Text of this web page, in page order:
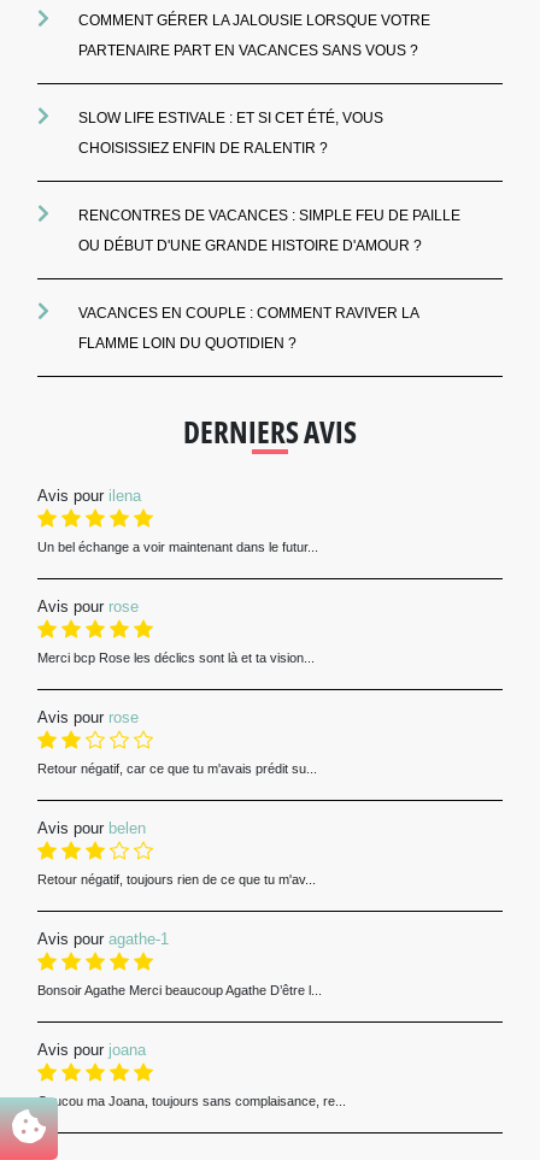
COMMENT GÉRER LA JALOUSIE LORSQUE VOTRE
PARTENAIRE PART EN VACANCES SANS VOUS ?
SLOW LIFE ESTIVALE : ET SI CET ÉTÉ, VOUS
CHOISISSIEZ ENFIN DE RALENTIR ?
RENCONTRES DE VACANCES : SIMPLE FEU DE PAILLE
OU DÉBUT D'UNE GRANDE HISTOIRE D'AMOUR ?
VACANCES EN COUPLE : COMMENT RAVIVER LA
FLAMME LOIN DU QUOTIDIEN ?
DERNIERS AVIS
Avis pour ilena
Un bel échange a voir maintenant dans le futur...
Avis pour rose
Merci bcp Rose les déclics sont là et ta vision...
Avis pour rose
Retour négatif, car ce que tu m'avais prédit su...
Avis pour belen
Retour négatif, toujours rien de ce que tu m'av...
Avis pour agathe-1
Bonsoir Agathe Merci beaucoup Agathe D’être l...
Avis pour joana
Coucou ma Joana, toujours sans complaisance, re...